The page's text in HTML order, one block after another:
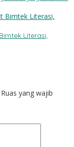
Literasi,
Ruas yang wajib